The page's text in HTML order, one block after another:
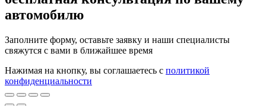
автомобилю
Заполните форму, оставьте заявку и наши специалисты
свяжутся с вами в ближайшее время
Нажимая на кнопку, вы соглашаетесь с политикой
конфиденциальности